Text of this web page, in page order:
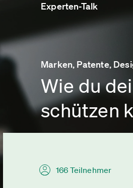
Experten-Talk
Marken, Patente,
Wie du
schützen
166 Teilnehmer